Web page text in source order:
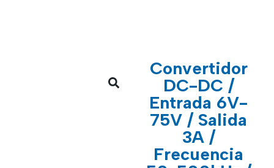
Convertidor
DC-DC /
Entrada 6V-
75V / Salida
3A /
Frecuencia